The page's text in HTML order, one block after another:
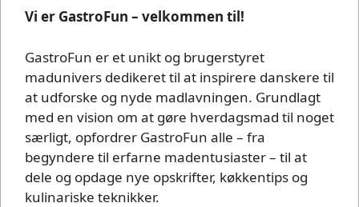
Vi er GastroFun – velkommen til!
GastroFun er et unikt og brugerstyret
madunivers dedikeret til at inspirere danskere til
at udforske og nyde madlavningen. Grundlagt
med en vision om at gøre hverdagsmad til noget
særligt, opfordrer GastroFun alle – fra
begyndere til erfarne madentusiaster – til at
dele og opdage nye opskrifter, køkkentips og
kulinariske teknikker.